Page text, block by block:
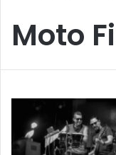
Moto